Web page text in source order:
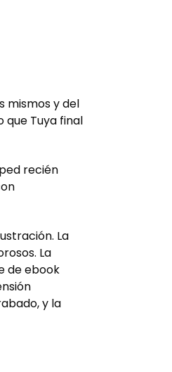
mismos y del
Tuya final
recién
La
La
de ebook
y la